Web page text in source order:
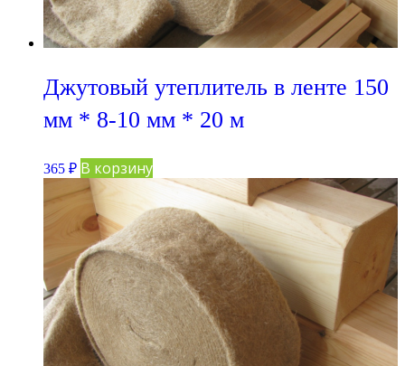
Джутовый утеплитель в ленте 150
мм * 8-10 мм * 20 м
365 ₽ В корзину